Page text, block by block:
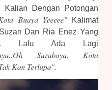
Kalian Dengan Potongan
Buaya Yeeeee"Kalimat
Dan Ria Enez Yang
Lalu Ada Lagi
Surabaya. Kota
Kan Terlupa".